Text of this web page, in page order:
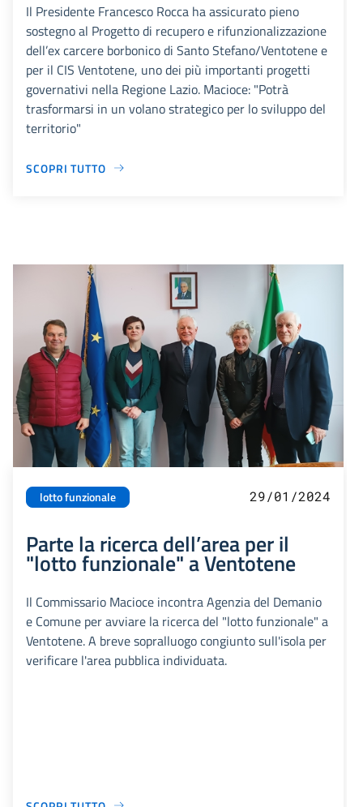
Il Presidente Francesco Rocca ha assicurato pieno
sostegno al Progetto di recupero e rifunzionalizzazione
dell’ex carcere borbonico di Santo Stefano/Ventotene e
per il CIS Ventotene, uno dei più importanti progetti
governativi nella Regione Lazio. Macioce: "Potrà
trasformarsi in un volano strategico per lo sviluppo del
territorio"
SCOPRI TUTTO
lotto funzionale 29/01/2024
Parte la ricerca dell’area per il
"lotto funzionale" a Ventotene
Il Commissario Macioce incontra Agenzia del Demanio
e Comune per avviare la ricerca del "lotto funzionale" a
Ventotene. A breve sopralluogo congiunto sull'isola per
verificare l'area pubblica individuata.